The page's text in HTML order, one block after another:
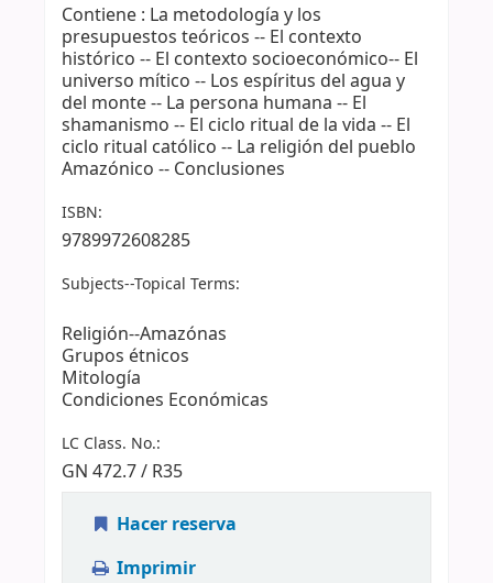
Contiene : La metodología y los
presupuestos teóricos -- El contexto
histórico -- El contexto socioeconómico-- El
universo mítico -- Los espíritus del agua y
del monte -- La persona humana -- El
shamanismo -- El ciclo ritual de la vida -- El
ciclo ritual católico -- La religión del pueblo
Amazónico -- Conclusiones
ISBN:
9789972608285
Subjects--Topical Terms:
Religión--Amazónas
Grupos étnicos
Mitología
Condiciones Económicas
LC Class. No.:
GN 472.7 / R35
Hacer reserva
Imprimir